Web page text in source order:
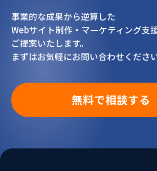
事業的な成果から逆算した
Webサイト制作・マーケティング支
ご提案いたします。
まずはお気軽にお問い合わせください
無料で相談する